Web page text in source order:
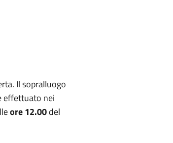
Il sopralluogo
effettuato nei
ore 12.00del